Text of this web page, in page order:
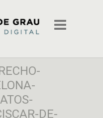
DE-